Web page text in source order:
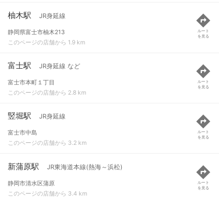
柚木駅 JR身延線
静岡県富士市柚木213
このページの店舗から 1.9 km
ルート
を見る
富士駅 JR身延線 など
富士市本町１丁目
このページの店舗から 2.8 km
ルート
を見る
竪堀駅 JR身延線
富士市中島
このページの店舗から 3.2 km
ルート
を見る
新蒲原駅 JR東海道本線(熱海～浜松)
静岡市清水区蒲原
このページの店舗から 3.4 km
ルート
を見る